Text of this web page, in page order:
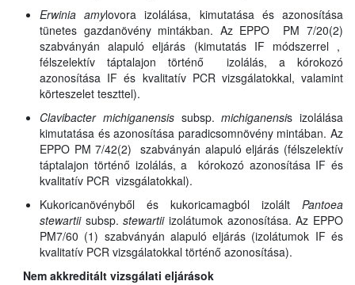
Erwinia amylovora izolálása, kimutatása és azonosítása
tünetes gazdanövény mintákban. Az EPPO PM 7/20(2)
szabványán alapuló eljárás (kimutatás IF módszerrel ,
félszelektív táptalajon történő izolálás, a kórokozó
azonosítása IF és kvalitatív PCR vizsgálatokkal, valamint
körteszelet teszttel).
Clavibacter michiganensissubsp.michiganensis izolálása
kimutatása és azonosítása paradicsomnövény mintában. Az
EPPO PM 7/42(2) szabványán alapuló eljárás (félszelektív
táptalajon történő izolálás, a kórokozó azonosítása IF és
kvalitatív PCR vizsgálatokkal).
Kukoricanövényből és kukoricamagból izolált Pantoea
stewartii subsp. stewartiiizolátumok azonosítása. Az EPPO
PM7/60 (1) szabványán alapuló eljárás (izolátumok IF és
kvalitatív PCR vizsgálatokkal történő azonosítása).
Nem akkreditált vizsgálati eljárások